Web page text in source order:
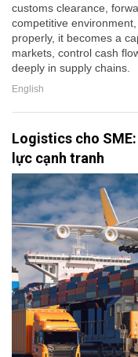
customs clearance,
competitive
properly, it becomes a
markets, control cash
deeply in supply chains.
English
Logistics cho
lực cạnh tranh